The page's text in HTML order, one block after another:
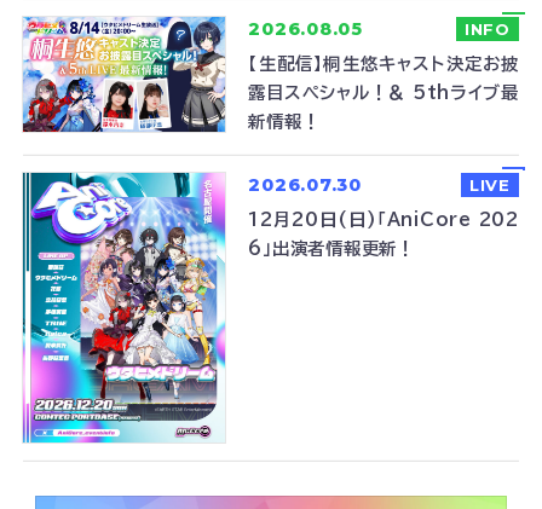
2026.08.05 INFO
【生配信】桐生悠キャスト決定お披
露目スペシャル！＆ 5thライブ最
新情報！
2026.07.30 LIVE
12月20日(日)「AniCore 202
6」出演者情報更新！